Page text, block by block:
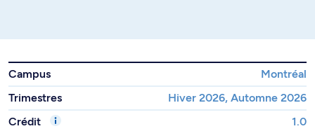
Campus
Montréal
Trimestres
Hiver 2026, Automne 2026
Crédit
1.0